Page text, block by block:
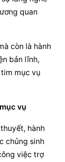
quan
còn là hành
bản lĩnh,
mục vụ
vụ
hành
chủng sinh
việc trợ